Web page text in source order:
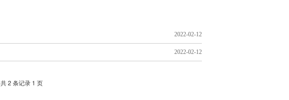
2022-02-12
2022-02-12
共 2 条记录 1 页